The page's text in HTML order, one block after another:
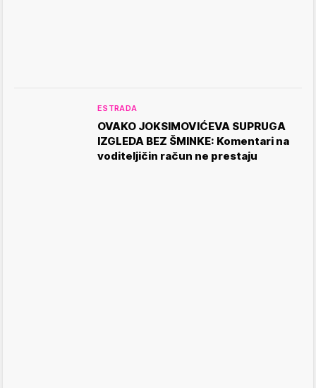
ESTRADA
OVAKO JOKSIMOVIĆEVA SUPRUGA
IZGLEDA BEZ ŠMINKE: Komentari na
voditeljičin račun ne prestaju